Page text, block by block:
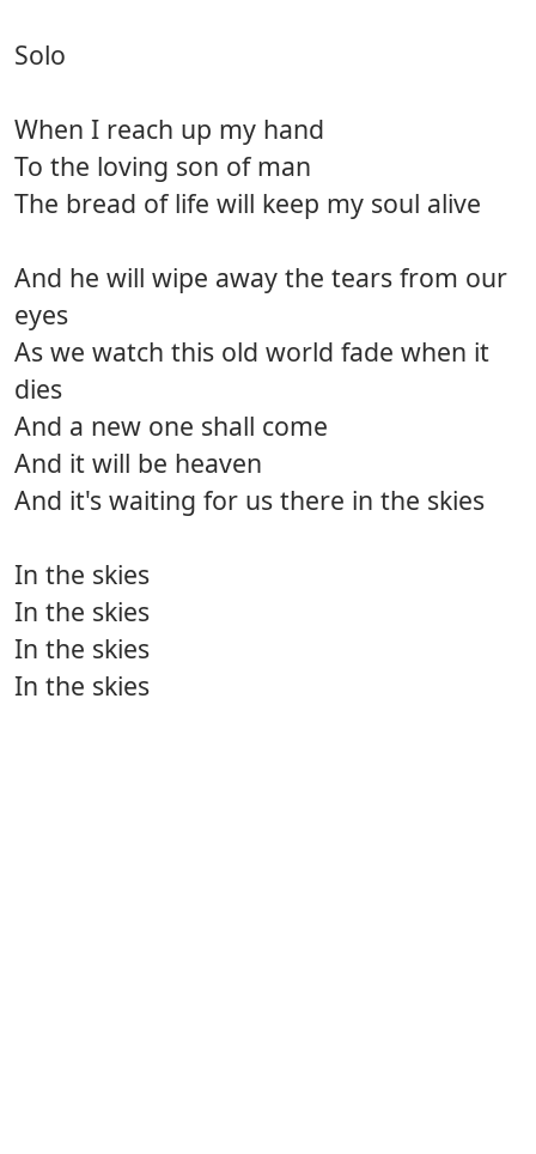
Solo
When I reach up my hand
To the loving son of man
The bread of life will keep my soul alive
And he will wipe away the tears from our
eyes
As we watch this old world fade when it
dies
And a new one shall come
And it will be heaven
And it's waiting for us there in the skies
In the skies
In the skies
In the skies
In the skies